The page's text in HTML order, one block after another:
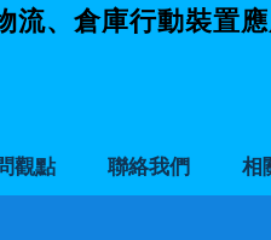
流、倉庫行動裝置
觀點 聯絡我們 相